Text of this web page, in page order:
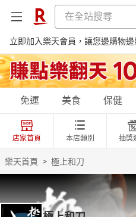
立即加入樂天會員，讓您邊購物邊
購物網分類
天天免運
居家生活
免運 美食 保健
店家首頁 本店類別 抽獎
樂天首頁 > 極上和刀